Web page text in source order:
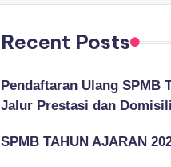
Recent Posts
Pendaftaran Ulang SPMB
Jalur Prestasi dan Domisili
SPMB TAHUN AJARAN